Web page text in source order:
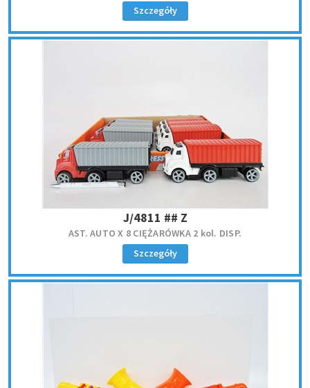
Szczegóły
J/4811 ## Z
AST. AUTO X 8 CIĘŻARÓWKA 2 kol. DISP.
Szczegóły